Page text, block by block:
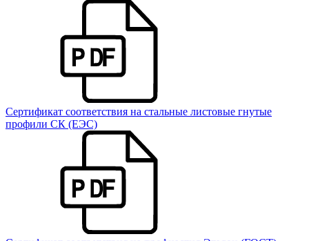
Сертификат соответствия на стальные листовые гнутые
профили СК (ЕЭС)